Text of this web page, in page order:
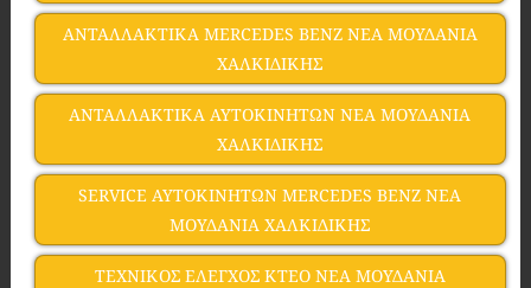
ΑΝΤΑΛΛΑΚΤΙΚΑ MERCEDES BENZ ΝΕΑ ΜΟΥΔΑΝΙΑ
ΧΑΛΚΙΔΙΚΗΣ
ΑΝΤΑΛΛΑΚΤΙΚΑ ΑΥΤΟΚΙΝΗΤΩΝ ΝΕΑ ΜΟΥΔΑΝΙΑ
ΧΑΛΚΙΔΙΚΗΣ
SERVICE ΑΥΤΟΚΙΝΗΤΩΝ MERCEDES BENZ ΝΕΑ
ΜΟΥΔΑΝΙΑ ΧΑΛΚΙΔΙΚΗΣ
ΤΕΧΝΙΚΟΣ ΕΛΕΓΧΟΣ ΚΤΕΟ ΝΕΑ ΜΟΥΔΑΝΙΑ